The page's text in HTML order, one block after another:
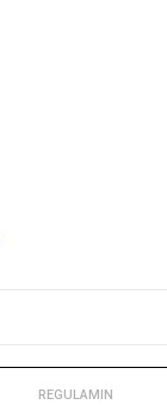
REGULAMIN